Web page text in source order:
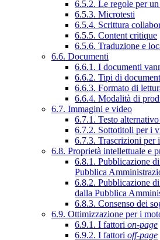
6.5.2. Le regole per
6.5.3. Microtesti
6.5.4. Scrittura
6.5.5. Content critique
6.5.6. Traduzione e
6.6. Documenti
6.6.1. I documenti
6.6.2. Tipi di
6.6.3. Formato di
6.6.4. Modalità di
6.7. Immagini e video
6.7.1. Testo
6.7.2. Sottotitoli per i
6.7.3. Trascrizioni per
6.8. Proprietà intellettuale e
6.8.1. Pubblicazione
Pubblica
6.8.2. Pubblicazione
dalla Pubblica
6.8.3. Consenso dei
6.9. Ottimizzazione per i
6.9.1. I fattori on-page
6.9.2. I fattori off-page